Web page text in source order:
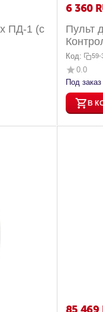
ПД-1 (с
кВт)
6 360
Пульт
Код: 59-
0.0
Под заказ
В